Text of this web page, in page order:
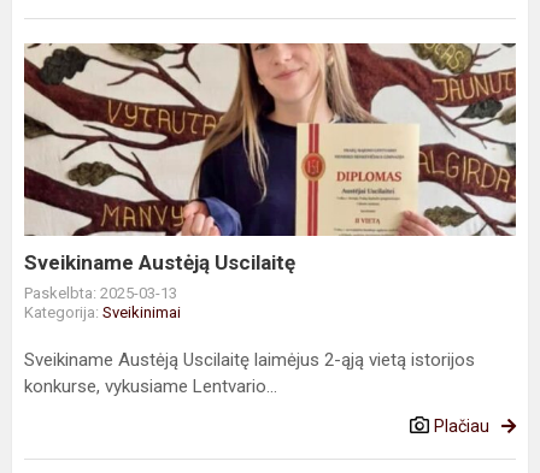
Sveikiname
Austėją
Uscilaitę
Sveikiname Austėją Uscilaitę
Paskelbta: 2025-03-13
Kategorija: Sveikinimai
Sveikiname Austėją Uscilaitę laimėjus 2-ąją vietą istorijos
konkurse, vykusiame Lentvario...
Plačiau